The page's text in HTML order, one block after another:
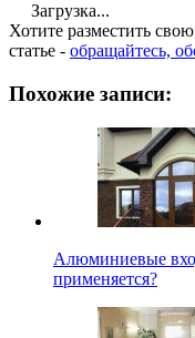
Загрузка...
Хотите разместить
статье - обращайтесь,
Похожие записи:
Алюминиевые
применяется?